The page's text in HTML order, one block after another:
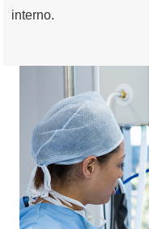
interno.